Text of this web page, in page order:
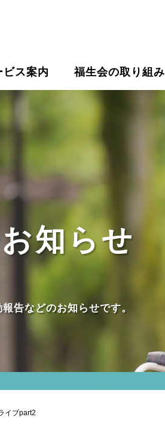
ビス案内 福生会の取り組み
知らせ
告などのお知らせです。
イブpart2